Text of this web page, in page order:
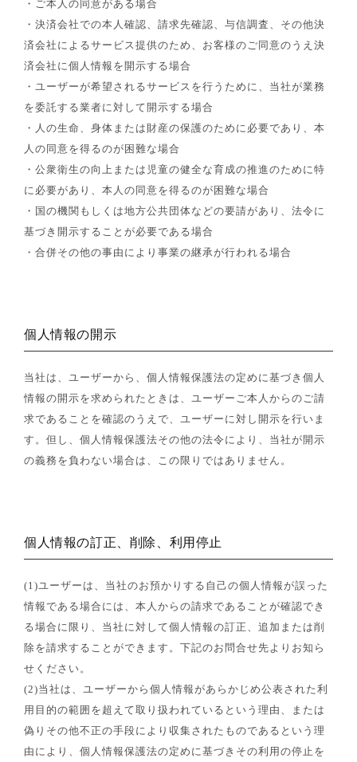
・ご本人の同意がある場合
・決済会社での本人確認、請求先確認、与信調査、その他決
済会社によるサービス提供のため、お客様のご同意のうえ決
済会社に個人情報を開示する場合
・ユーザーが希望されるサービスを行うために、当社が業務
を委託する業者に対して開示する場合
・人の生命、身体または財産の保護のために必要であり、本
人の同意を得るのが困難な場合
・公衆衛生の向上または児童の健全な育成の推進のために特
に必要があり、本人の同意を得るのが困難な場合
・国の機関もしくは地方公共団体などの要請があり、法令に
基づき開示することが必要である場合
・合併その他の事由により事業の継承が行われる場合
個人情報の開示
当社は、ユーザーから、個人情報保護法の定めに基づき個人
情報の開示を求められたときは、ユーザーご本人からのご請
求であることを確認のうえで、ユーザーに対し開示を行いま
す。但し、個人情報保護法その他の法令により、当社が開示
の義務を負わない場合は、この限りではありません。
個人情報の訂正、削除、利用停止
(1)ユーザーは、当社のお預かりする自己の個人情報が誤った
情報である場合には、本人からの請求であることが確認でき
る場合に限り、当社に対して個人情報の訂正、追加または削
除を請求することができます。下記のお問合せ先よりお知ら
せください。
(2)当社は、ユーザーから個人情報があらかじめ公表された利
用目的の範囲を超えて取り扱われているという理由、または
偽りその他不正の手段により収集されたものであるという理
由により、個人情報保護法の定めに基づきその利用の停止を